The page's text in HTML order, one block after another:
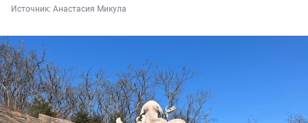
Источник: Анастасия Микула